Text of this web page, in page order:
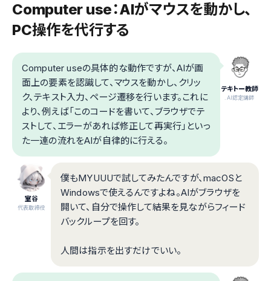
Computer use：AIがマウスを動かし、
PC操作を代行する
テキトー教師
.AI認定講師
Computer useの具体的な動作ですが、AIが画
面上の要素を認識して、マウスを動かし、クリッ
ク、テキスト入力、ページ遷移を行います。これに
より、例えば「このコードを書いて、ブラウザでテ
ストして、エラーがあれば修正して再実行」といっ
た一連の流れをAIが自律的に行える。
室谷
代表取締役
僕もMYUUUで試してみたんですが、macOSと
Windowsで使えるんですよね。AIがブラウザを
開いて、自分で操作して結果を見ながらフィード
バックループを回す。
人間は指示を出すだけでいい。